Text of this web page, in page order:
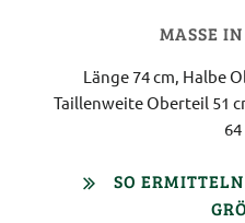
MASSE IN
Länge 74 cm, Halbe
Taillenweite Oberteil 51
SO